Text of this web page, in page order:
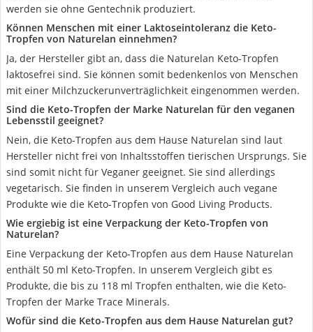
werden sie ohne Gentechnik produziert.
Können Menschen mit einer Laktoseintoleranz die Keto-
Tropfen von Naturelan einnehmen?
Ja, der Hersteller gibt an, dass die Naturelan Keto-Tropfen
laktosefrei sind. Sie können somit bedenkenlos von Menschen
mit einer Milchzuckerunverträglichkeit eingenommen werden.
Sind die Keto-Tropfen der Marke Naturelan für den veganen
Lebensstil geeignet?
Nein, die Keto-Tropfen aus dem Hause Naturelan sind laut
Hersteller nicht frei von Inhaltsstoffen tierischen Ursprungs. Sie
sind somit nicht für Veganer geeignet. Sie sind allerdings
vegetarisch. Sie finden in unserem Vergleich auch vegane
Produkte wie die Keto-Tropfen von Good Living Products.
Wie ergiebig ist eine Verpackung der Keto-Tropfen von
Naturelan?
Eine Verpackung der Keto-Tropfen aus dem Hause Naturelan
enthält 50 ml Keto-Tropfen. In unserem Vergleich gibt es
Produkte, die bis zu 118 ml Tropfen enthalten, wie die Keto-
Tropfen der Marke Trace Minerals.
Wofür sind die Keto-Tropfen aus dem Hause Naturelan gut?